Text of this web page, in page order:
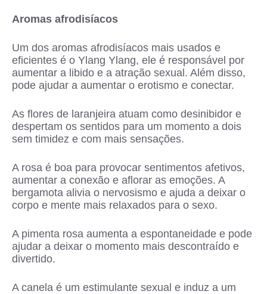
Aromas afrodisíacos
Um dos aromas afrodisíacos mais usados e
eficientes é o Ylang Ylang, ele é responsável por
aumentar a libido e a atração sexual. Além disso,
pode ajudar a aumentar o erotismo e conectar.
As flores de laranjeira atuam como desinibidor e
despertam os sentidos para um momento a dois
sem timidez e com mais sensações.
A rosa é boa para provocar sentimentos afetivos,
aumentar a conexão e aflorar as emoções. A
bergamota alivia o nervosismo e ajuda a deixar o
corpo e mente mais relaxados para o sexo.
A pimenta rosa aumenta a espontaneidade e pode
ajudar a deixar o momento mais descontraído e
divertido.
A canela é um estimulante sexual e induz a um